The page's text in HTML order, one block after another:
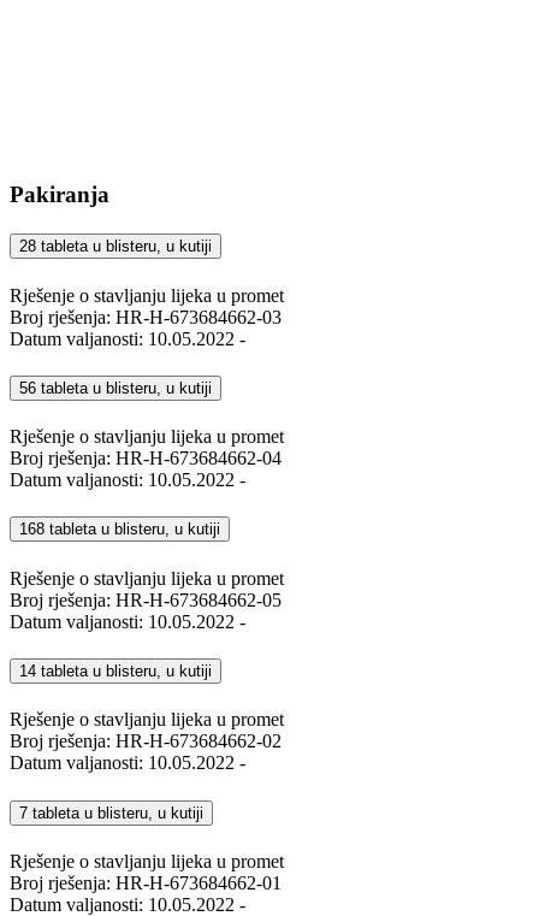
Pakiranja
28 tableta u blisteru, u kutiji
Rješenje o stavljanju lijeka u promet
Broj rješenja: HR-H-673684662-03
Datum valjanosti: 10.05.2022 -
56 tableta u blisteru, u kutiji
Rješenje o stavljanju lijeka u promet
Broj rješenja: HR-H-673684662-04
Datum valjanosti: 10.05.2022 -
168 tableta u blisteru, u kutiji
Rješenje o stavljanju lijeka u promet
Broj rješenja: HR-H-673684662-05
Datum valjanosti: 10.05.2022 -
14 tableta u blisteru, u kutiji
Rješenje o stavljanju lijeka u promet
Broj rješenja: HR-H-673684662-02
Datum valjanosti: 10.05.2022 -
7 tableta u blisteru, u kutiji
Rješenje o stavljanju lijeka u promet
Broj rješenja: HR-H-673684662-01
Datum valjanosti: 10.05.2022 -